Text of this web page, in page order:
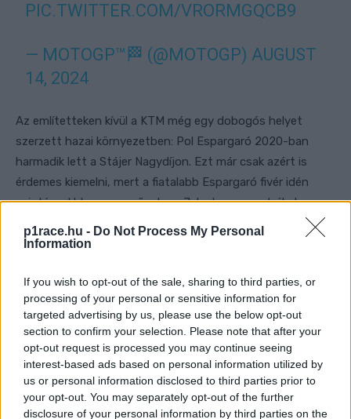
p1race.hu - Do Not Process My Personal
Information
If you wish to opt-out of the sale, sharing to third parties, or
processing of your personal or sensitive information for
targeted advertising by us, please use the below opt-out
section to confirm your selection. Please note that after your
opt-out request is processed you may continue seeing
interest-based ads based on personal information utilized by
us or personal information disclosed to third parties prior to
your opt-out. You may separately opt-out of the further
disclosure of your personal information by third parties on the
PIC.TWITTER.COM/VRORMGQCB9
— MOTOGP™🏁 (@MOTOGP) AUGUST
14, 2024
Az említetteken kívül a KTM még egy dobogós helyet
szerzett hazai környezetben: Pol Espargaró 2020-ban
harmadik lett a Stájer Nagydíjon. Ezt már csak azért is
érdemes kiemelni, mert a fiatalabb Espargaró fivér idén
szintén ott lesz a mezőnyben. Jelenleg az osztrákok
tesztpilótája, akik szabadkártyával benevezték a fordulóra.
Mellesleg ugyanígy tett a Honda Stefan Bradl és az Aprilia